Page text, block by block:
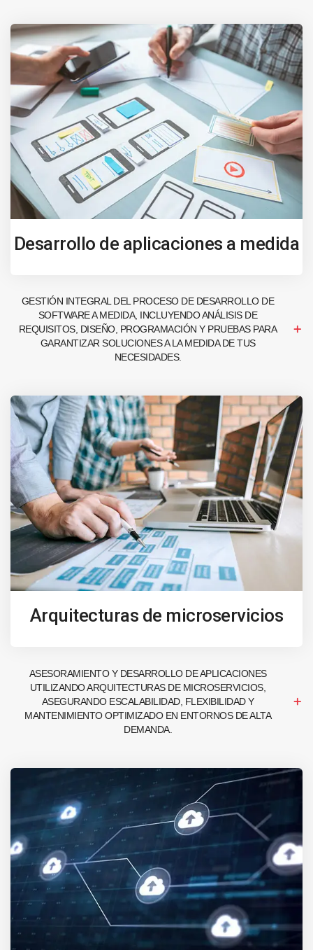
Desarrollo de aplicaciones a medida
GESTIÓN INTEGRAL DEL PROCESO DE DESARROLLO DE
SOFTWARE A MEDIDA, INCLUYENDO ANÁLISIS DE
REQUISITOS, DISEÑO, PROGRAMACIÓN Y PRUEBAS PARA
GARANTIZAR SOLUCIONES A LA MEDIDA DE TUS
NECESIDADES.
Arquitecturas de microservicios
ASESORAMIENTO Y DESARROLLO DE APLICACIONES
UTILIZANDO ARQUITECTURAS DE MICROSERVICIOS,
ASEGURANDO ESCALABILIDAD, FLEXIBILIDAD Y
MANTENIMIENTO OPTIMIZADO EN ENTORNOS DE ALTA
DEMANDA.